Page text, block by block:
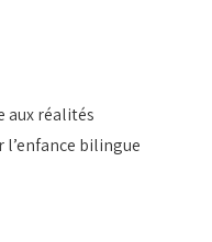
aux réalités
l’enfance bilingue